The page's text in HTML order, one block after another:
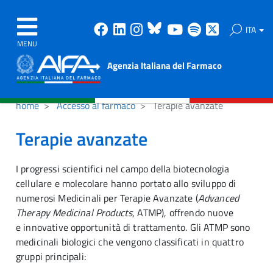
MENU
Facebook
Linkedin
Instagram
Bluesky
Youtube
Spotify ITA
Agenzia Italiana del Farmaco
home Accesso al farmaco Terapie avanzate
Terapie avanzate
I progressi scientifici nel campo della biotecnologia
cellulare e molecolare hanno portato allo sviluppo di
numerosi Medicinali per Terapie Avanzate (Advanced
Therapy Medicinal Products, ATMP), offrendo nuove
e innovative opportunità di trattamento. Gli ATMP sono
medicinali biologici che vengono classificati in quattro
gruppi principali: